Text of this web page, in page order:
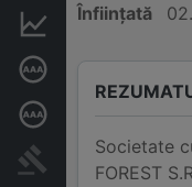
Informații
Rating de
Publicații în
Înființată
Societate
FOREST